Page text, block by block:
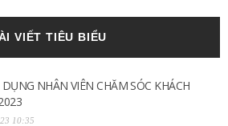
VIẾT TIÊU BIỂU
DỤNG NHÂN VIÊN CHĂM SÓC KHÁCH
10:35